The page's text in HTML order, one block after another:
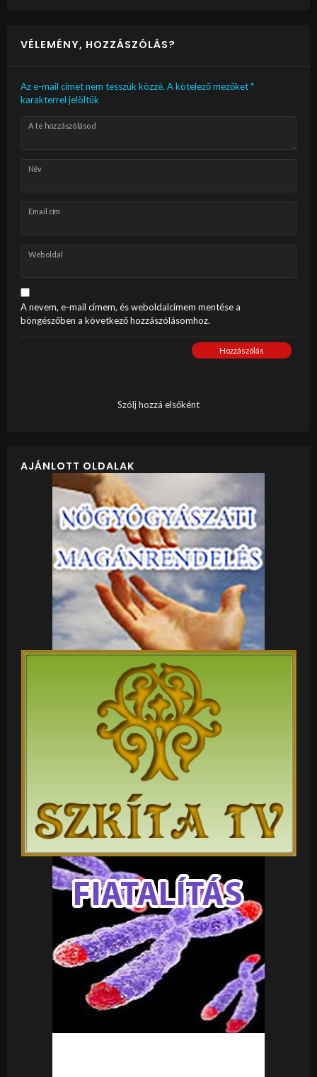
VÉLEMÉNY, HOZZÁSZÓLÁS?
Az e-mail címet nem tesszük közzé. A kötelező mezőket*
karakterrel jelöltük
A te hozzászólásod
Név
Email cím
Weboldal
A nevem, e-mail címem, és weboldalcímem mentése a
böngészőben a következő hozzászólásomhoz.
Hozzászólás
Szólj hozzá elsőként
AJÁNLOTT OLDALAK